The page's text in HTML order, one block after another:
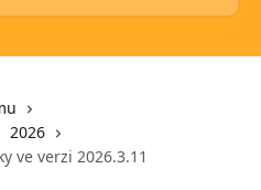
2026
ve verzi 2026.3.11